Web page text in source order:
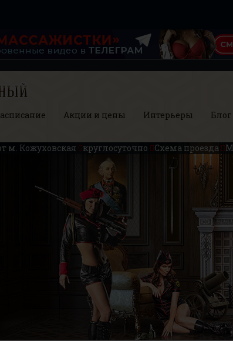
Акции и цены Интерьеры Блог
м. Кожуховская круглосуточно Схема проезда